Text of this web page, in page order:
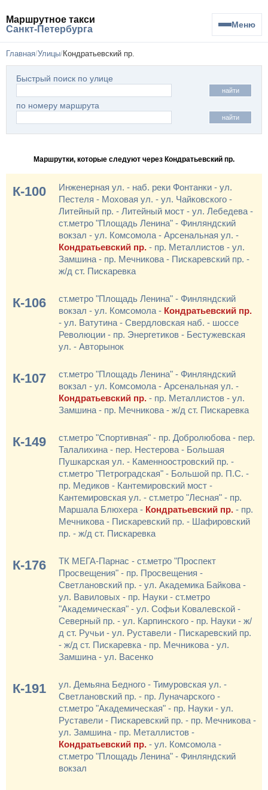
Маршрутное такси
Санкт-Петербурга
Меню
Главная Улицы Кондратьевский пр.
Быстрый поиск по улице
найти
по номеру маршрута
найти
Маршрутки, которые следуют через Кондратьевский пр.
К-100
Инженерная ул. - наб. реки Фонтанки - ул.
Пестеля - Моховая ул. - ул. Чайковского -
Литейный пр. - Литейный мост - ул. Лебедева -
ст.метро "Площадь Ленина" - Финляндский
вокзал - ул. Комсомола - Арсенальная ул. -
Кондратьевский пр. - пр. Металлистов - ул.
Замшина - пр. Мечникова - Пискаревский пр. -
ж/д ст. Пискаревка
К-106
ст.метро "Площадь Ленина" - Финляндский
вокзал - ул. Комсомола - Кондратьевский пр.
- ул. Ватутина - Свердловская наб. - шоссе
Революции - пр. Энергетиков - Бестужевская
ул. - Авторынок
К-107
ст.метро "Площадь Ленина" - Финляндский
вокзал - ул. Комсомола - Арсенальная ул. -
Кондратьевский пр. - пр. Металлистов - ул.
Замшина - пр. Мечникова - ж/д ст. Пискаревка
К-149
ст.метро "Спортивная" - пр. Добролюбова - пер.
Талалихина - пер. Нестерова - Большая
Пушкарская ул. - Каменноостровский пр. -
ст.метро "Петроградская" - Большой пр. П.С. -
пр. Медиков - Кантемировский мост -
Кантемировская ул. - ст.метро "Лесная" - пр.
Маршала Блюхера - Кондратьевский пр. - пр.
Мечникова - Пискаревский пр. - Шафировский
пр. - ж/д ст. Пискаревка
К-176
ТК МЕГА-Парнас - ст.метро "Проспект
Просвещения" - пр. Просвещения -
Светлановский пр. - ул. Академика Байкова -
ул. Вавиловых - пр. Науки - ст.метро
"Академическая" - ул. Софьи Ковалевской -
Северный пр. - ул. Карпинского - пр. Науки - ж/
д ст. Ручьи - ул. Руставели - Пискаревский пр.
- ж/д ст. Пискаревка - пр. Мечникова - ул.
Замшина - ул. Васенко
К-191
ул. Демьяна Бедного - Тимуровская ул. -
Светлановский пр. - пр. Луначарского -
ст.метро "Академическая" - пр. Науки - ул.
Руставели - Пискаревский пр. - пр. Мечникова -
ул. Замшина - пр. Металлистов -
Кондратьевский пр. - ул. Комсомола -
ст.метро "Площадь Ленина" - Финляндский
вокзал